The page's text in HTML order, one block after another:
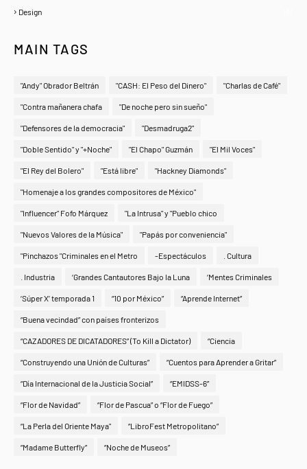
Design
MAIN TAGS
"Andy" Obrador Beltrán "CASH: El Peso del Dinero" "Charlas de Café"
"Contra mañanera chafa "De noche pero sin sueño"
"Defensores de la democracia" "Desmadruga2"
"Doble Sentido" y "+Noche" "El Chapo" Guzmán "El Mil Voces"
"El Rey del Bolero" "Está libre" "Hackney Diamonds"
"Homenaje a los grandes compositores de México"
"Influencer" Fofo Márquez "La Intrusa" y "Pueblo chico
"Nuevos Valores de la Música" "Papás por conveniencia"
"Pinchazos "Criminales en el Metro -Espectáculos . Cultura
. Industria ‘Grandes Cantautores Bajo la Luna ‘Mentes Criminales
‘Súper X’ temporada 1 “10 por México” “Aprende Internet”
“Buena vecindad” con países fronterizos
“CAZADORES DE DICATADORES” (To Kill a Dictator) “Ciencia
“Construyendo una Unión de Culturas” “Cuentos para Aprender a Gritar”
“Día Internacional de la Justicia Social” “EMIDSS-6”
“Flor de Navidad” “Flor de Pascua” o “Flor de Fuego”
“La Perla del Oriente Maya" “LibroFest Metropolitano”
“Madame Butterfly” “Noche de Museos”